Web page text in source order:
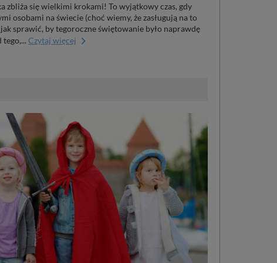
zbliża się wielkimi krokami! To wyjątkowy czas, gdy
osobami na świecie (choć wiemy, że zasługują na to
sprawić, by tegoroczne świętowanie było naprawdę
Czytaj więcej keyboard_arrow_right